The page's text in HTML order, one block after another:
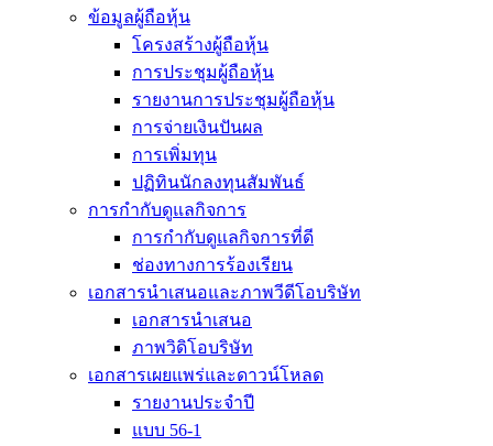
ข้อมูลผู้ถือหุ้น
โครงสร้างผู้ถือหุ้น
การประชุมผู้ถือหุ้น
รายงานการประชุมผู้ถือหุ้น
การจ่ายเงินปันผล
การเพิ่มทุน
ปฏิทินนักลงทุนสัมพันธ์
การกำกับดูแลกิจการ
การกำกับดูแลกิจการที่ดี
ช่องทางการร้องเรียน
เอกสารนำเสนอและภาพวีดีโอบริษัท
เอกสารนำเสนอ
ภาพวิดิโอบริษัท
เอกสารเผยแพร่และดาวน์โหลด
รายงานประจำปี
แบบ 56-1